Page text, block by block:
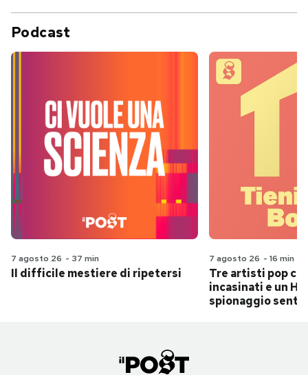
Podcast
7 agosto 26 - 37 min
Il difficile mestiere di ripetersi
7 agosto 26 - 16 min
Tre artisti pop
incasinati e un
spionaggio